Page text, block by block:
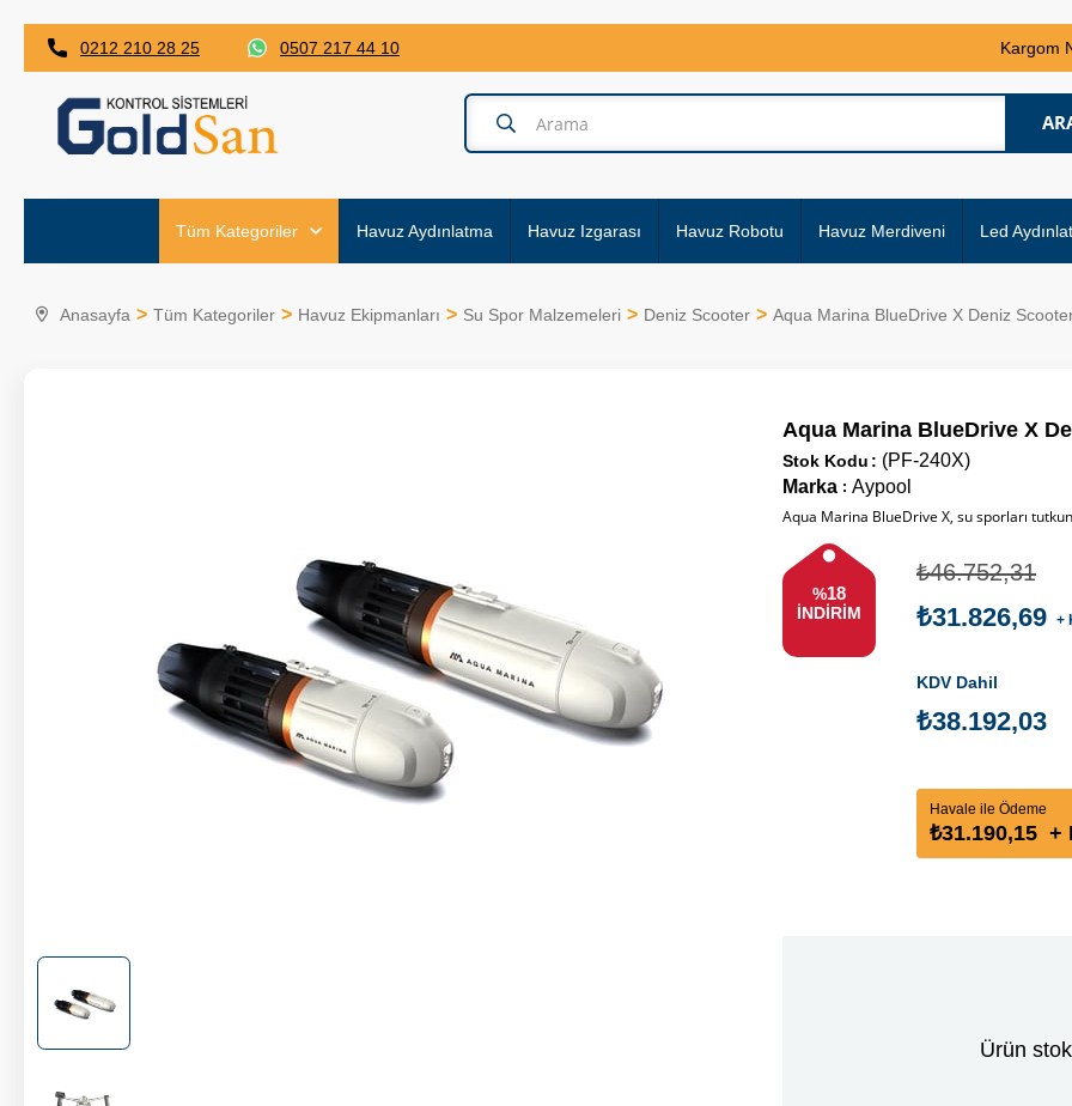
0212 210 28 25 0507 217 44 10 Kargom
Tüm Kategoriler Havuz Aydınlatma Havuz Izgarası Havuz Robotu Havuz Merdiveni Led
Anasayfa Tüm Kategoriler Havuz Ekipmanları Su Spor Malzemeleri Deniz Scooter Aqua Marina BlueDrive X Deniz
Aqua Marina BlueDrive X
(PF-240X)
Stok Kodu
Marka : Aypool
Aqua Marina BlueDrive X, su sporları
%18
İNDIRIM
₺46.752,31
₺31.826,69 +
KDV Dahil
₺38.192,03
Havale ile Ödeme
₺31.190,15 +
Ürün